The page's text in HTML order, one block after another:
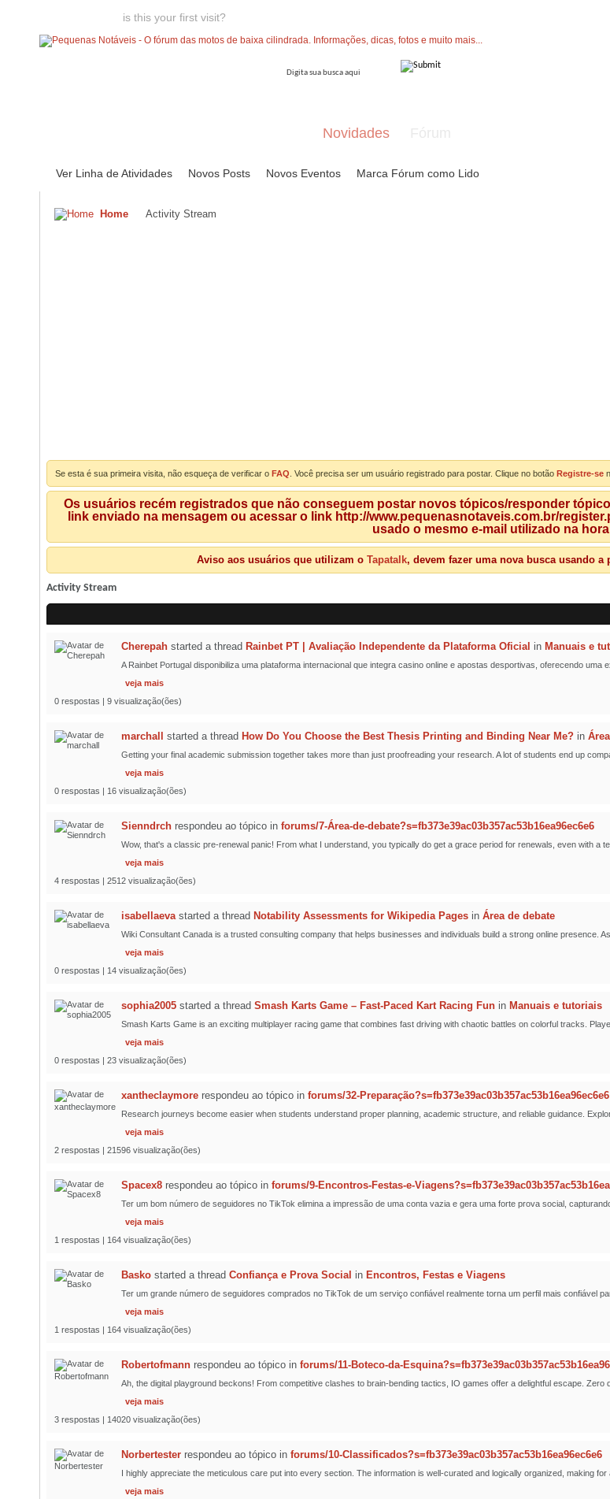
is this your first visit?
Novidades
Ver Linha de Atividades Novos Posts Novos Eventos Marca Fórum como Lido
Home Activity Stream
Se esta é sua primeira visita, não esqueça de verificar o FAQ . Você precisa ser um usuário registrado para postar. Clique no botão Registre-se
Os usuários recém registrados que não conseguem postar novos tópicos/responder
link enviado na mensagem ou acessar o link http://www.pequenasnotaveis.com.br/
usado o mesmo e-mail utilizado na
Aviso aos usuários que utilizam o Tapatalk, devem fazer uma nova busca usando
Activity Stream
Cherepah started a thread Rainbet PT | Avaliação Independente da Plataforma Oficial in Manuais e
A Rainbet Portugal disponibiliza uma plataforma internacional que integra casino online e apostas desportivas, oferecendo uma
veja mais
0 respostas | 9 visualização(ões)
marchall started a thread How Do You Choose the Best Thesis Printing and Binding Near Me? in
Getting your final academic submission together takes more than just proofreading your research. A lot of students end up
veja mais
0 respostas | 16 visualização(ões)
Sienndrch respondeu ao tópico in forums/7-Área-de-debate?s=fb373e39ac03b357ac53b16ea96ec6e6
Wow, that's a classic pre-renewal panic! From what I understand, you typically do get a grace period for renewals, even with a
veja mais
4 respostas | 2512 visualização(ões)
isabellaevastarted a thread Notability Assessments for Wikipedia Pages in Área de debate
Wiki Consultant Canada is a trusted consulting company that helps businesses and individuals build a strong online presence. As
veja mais
0 respostas | 14 visualização(ões)
sophia2005 started a thread Smash Karts Game – Fast-Paced Kart Racing Fun in Manuais e tutoriais
Smash Karts Game is an exciting multiplayer racing game that combines fast driving with chaotic battles on colorful tracks.
veja mais
0 respostas | 23 visualização(ões)
xantheclaymore respondeu ao tópico in forums/32-Preparação?s=fb373e39ac03b357ac53b16ea96ec6e6
Research journeys become easier when students understand proper planning, academic structure, and reliable guidance.
veja mais
2 respostas | 21596 visualização(ões)
Spacex8 respondeu ao tópico in forums/9-Encontros-Festas-e-
Ter um bom número de seguidores no TikTok elimina a impressão de uma conta vazia e gera uma forte prova social,
veja mais
1 respostas | 164 visualização(ões)
Basko started a thread Confiança e Prova Social in Encontros, Festas e Viagens
Ter um grande número de seguidores comprados no TikTok de um serviço confiável realmente torna um perfil mais confiável
veja mais
1 respostas | 164 visualização(ões)
Robertofmann respondeu ao tópico in forums/11-Boteco-da-
Ah, the digital playground beckons! From competitive clashes to brain-bending tactics, IO games offer a delightful escape. Zero
veja mais
3 respostas | 14020 visualização(ões)
Norbertester respondeu ao tópico in forums/10-Classificados?s=fb373e39ac03b357ac53b16ea96ec6e6
I highly appreciate the meticulous care put into every section. The information is well-curated and logically organized, making for
veja mais